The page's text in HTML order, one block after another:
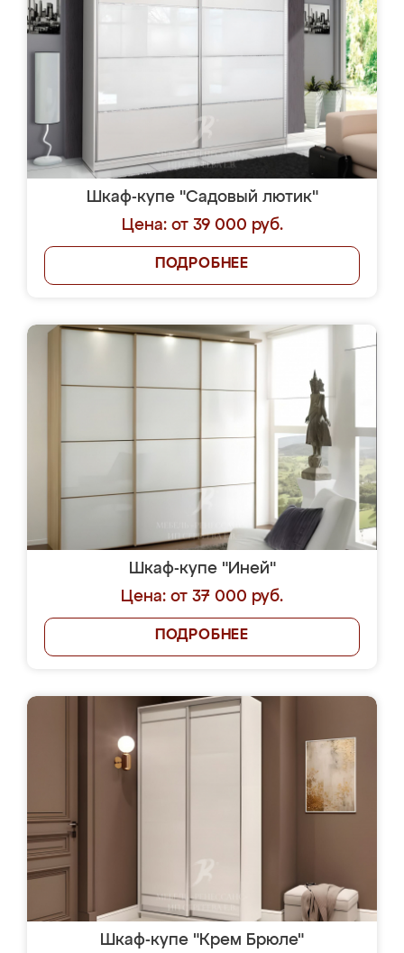
Шкаф-купе "Садовый лютик"
Цена: от 39 000 руб.
ПОДРОБНЕЕ
Шкаф-купе "Иней"
Цена: от 37 000 руб.
ПОДРОБНЕЕ
Шкаф-купе "Крем Брюле"